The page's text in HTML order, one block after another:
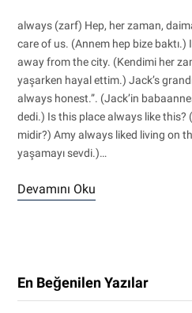
always (zarf) Hep, her zaman,
care of us. (Annem hep bize
away from the city. (Kendimi her
yaşarken hayal ettim.) Jack’s
always honest.”. (Jack’in
dedi.) Is this place always like this?
midir?) Amy always liked living on
yaşamayı sevdi.)…
Devamını Oku
En Beğenilen Yazılar